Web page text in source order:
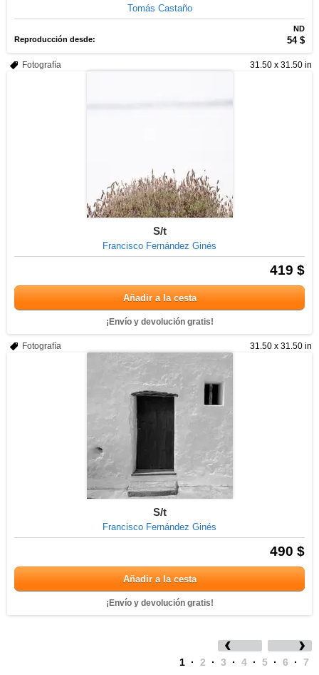
Tomás Castaño
ND
Reproducción desde:
54 $
31.50 x 31.50 in
Fotografía
S/t
Francisco Fernández Ginés
419 $
Añadir a la cesta
¡Envío y devolución gratis!
31.50 x 31.50 in
Fotografía
S/t
Francisco Fernández Ginés
490 $
Añadir a la cesta
¡Envío y devolución gratis!
1 · 2 · 3 · 4 · 5 · 6 · 7